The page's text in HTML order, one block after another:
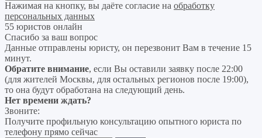
Нажимая на кнопку, вы даёте согласие на обработку
персональных данных
55 юристов онлайн
Спасибо за ваш вопрос
Данные отправлены юристу, он перезвонит Вам в течение 15
минут.
Обратите внимание, если Вы оставили заявку после 22:00
(для жителей Москвы, для остальных регионов после 19:00),
то она будут обработана на следующий день.
Нет времени ждать?
Звоните:
Получите профильную консультацию опытного юриста по
телефону прямо сейчас